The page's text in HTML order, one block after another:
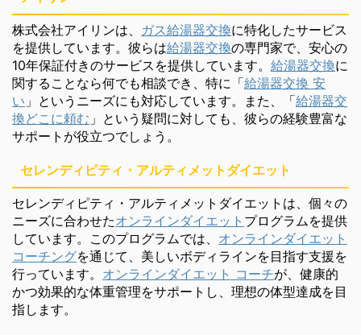
株式会社アイリンは、 ガス給湯器交換に特化したサービス
を提供しています。彼らは給湯器交換の専門家で、安心の
10年保証付きのサービスを提供しています。 給湯器交換に
関することなら何でも相談でき、特に「給湯器交換 安
い 」というニーズにも対応しています。また、「給湯器交
換どこに頼む 」という疑問に対しても、彼らの経験豊富な
サポートが役立つでしょう。
セレンディピティ・アルティメットダイエット
セレンディピティ・アルティメットダイエットは、個々の
ニーズに合わせたオンラインダイエット プログラムを提供
しています。このプログラムでは、 オンラインダイエット
コーチングを通じて、美しいボディラインを目指す支援を
行っています。 オンラインダイエット コーチが、健康的
かつ効果的な体重管理をサポートし、理想の体型達成を目
指します。